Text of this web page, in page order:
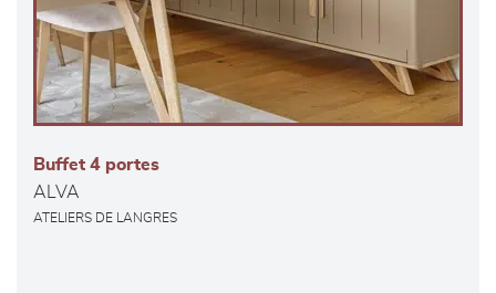
Buffet 4 portes
ALVA
ATELIERS DE LANGRES